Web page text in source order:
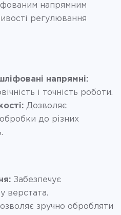
напрямним
регулювання
напрямні:
і точність роботи.
Дозволяє
до різних
Забезпечує
верстата.
зручно обробляти